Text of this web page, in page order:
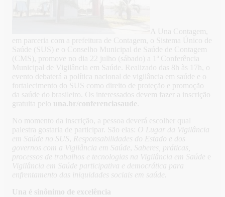
A Una Contagem,
em parceria com a prefeitura de Contagem, o Sistema Único de
Saúde (SUS) e o Conselho Municipal de Saúde de Contagem
(CMS), promove no dia 22 julho (sábado) a 1ª Conferência
Municipal de Vigilância em Saúde. Realizado das 8h às 17h, o
evento debaterá a política nacional de vigilância em saúde e o
fortalecimento do SUS como direito de proteção e promoção
da saúde do brasileiro. Os interessados devem fazer a inscrição
gratuita pelo una.br/conferenciasaude
No momento da inscrição, a pessoa deverá escolher qual
palestra gostaria de participar. São elas: O Lugar da Vigilância
em Saúde no SUS
Responsabilidades do Estado e dos
governos com a Vigilância em Saúde
Saberes, práticas,
processos de trabalhos e tec nologias na Vigilância em Saúde e
Vigilância em Saúde participativa e democrática para
enfrentamento das iniquidades sociais em saúde.
Una é sinônimo de excelência